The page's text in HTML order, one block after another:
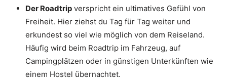
Der Roadtrip verspricht ein ultimatives Gefühl von
Freiheit. Hier ziehst du Tag für Tag weiter und
erkundest so viel wie möglich von dem Reiseland.
Häufig wird beim Roadtrip im Fahrzeug, auf
Campingplätzen oder in günstigen Unterkünften wie
einem Hostel übernachtet.